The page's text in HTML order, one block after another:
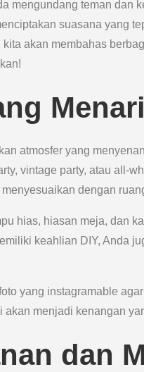
mengundang teman dan
suasana yang
akan membahas
atmosfer yang
vintage party, atau all-
dengan
hias, hiasan meja, dan
keahlian DIY, Anda
yang instagramable
menjadi kenangan
dan